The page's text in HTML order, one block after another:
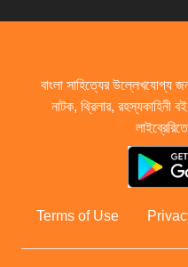
বাংলা সাহিত্যের উল্লেখযোগ্য
নাটক, থ্রিলার, রহস্যকাহিনী
Terms of Use